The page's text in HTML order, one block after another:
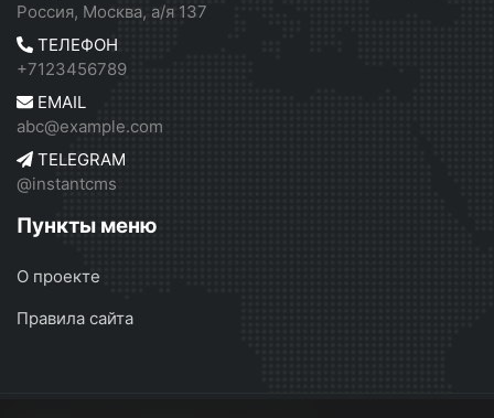
Россия, Москва, а/я 137
ТЕЛЕФОН
+7123456789
EMAIL
abc@example.com
TELEGRAM
@instantcms
Пункты меню
О проекте
Правила сайта